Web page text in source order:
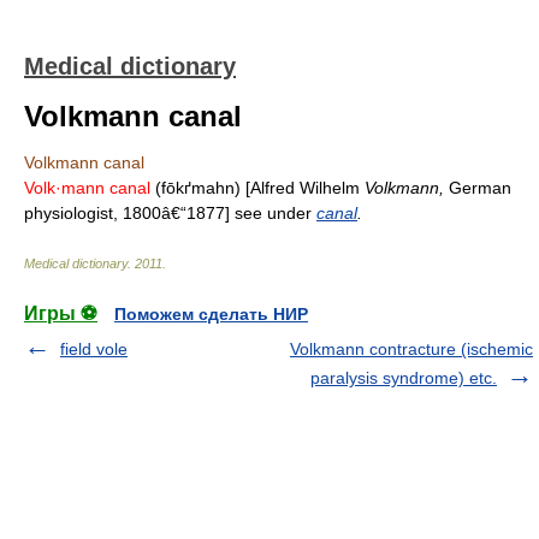
Medical dictionary
Volkmann canal
Volkmann canal
Volk·mann canal (fōkґmahn) [Alfred Wilhelm Volkmann, German
physiologist, 1800â€“1877] see under canal.
Medical dictionary. 2011
Игры ⚽
Поможем сделать НИР
field vole
Volkmann contracture (ischemic
paralysis syndrome) etc.